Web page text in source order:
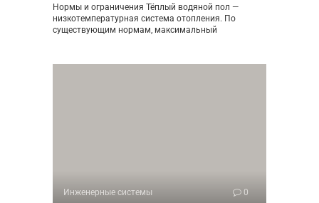
Нормы и ограничения Тёплый водяной пол —
низкотемпературная система отопления. По
существующим нормам, максимальный
Инженерные системы 0